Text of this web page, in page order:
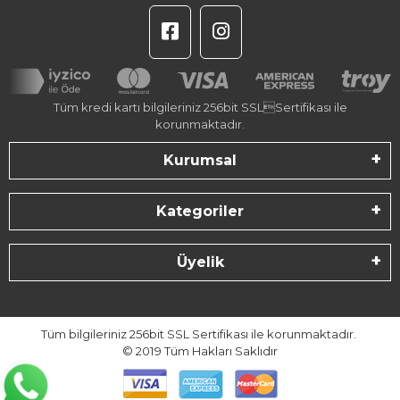
Tüm kredi kartı bilgileriniz 256bit SSLSertifikası ile
korunmaktadır.
Kurumsal
Kategoriler
Üyelik
Tüm bilgileriniz 256bit SSL Sertifikası ile korunmaktadır.
© 2019Tüm Hakları Saklıdır